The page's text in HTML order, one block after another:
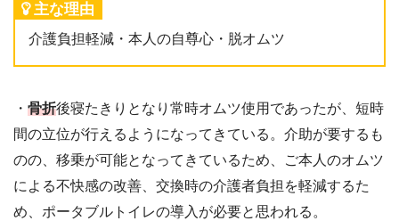
主な理由
介護負担軽減・本人の自尊心・脱オムツ
・ 骨折後寝たきりとなり常時オムツ使用であったが、短時
間の立位が行えるようになってきている。介助が要するも
のの、移乗が可能となってきているため、ご本人のオムツ
による不快感の改善、交換時の介護者負担を軽減するた
め、ポータブルトイレの導入が必要と思われる。